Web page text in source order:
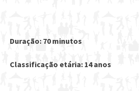
Duração: 70 minutos
Classificação etária: 14 anos